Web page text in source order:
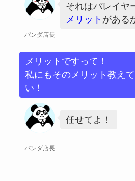
パンダ店長
それはバレイヤ
メリット がある
メリットですって！
私にもそのメリット教え
い！
パンダ店長
任せてよ！